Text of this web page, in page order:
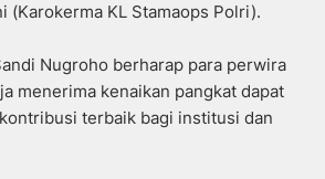
(Karokerma KL Stamaops Polri).
Nugroho berharap para perwira
menerima kenaikan pangkat dapat
terbaik bagi institusi dan